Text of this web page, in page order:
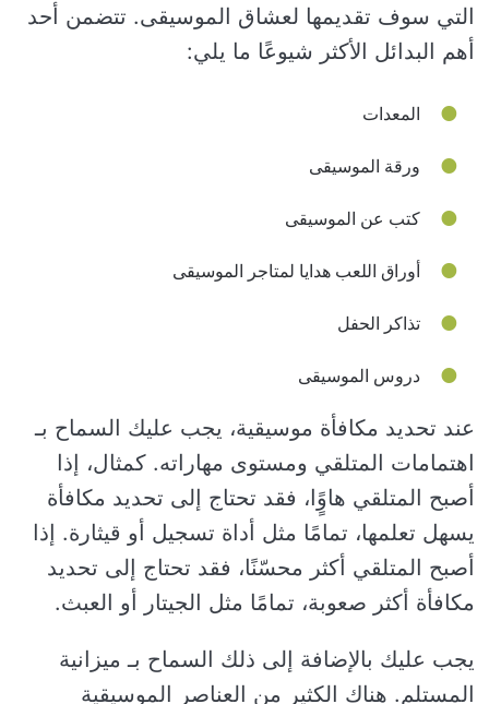
التي سوف تقديمها لعشاق الموسيقى. تتضمن أحد
أهم البدائل الأكثر شيوعًا ما يلي:
المعدات
ورقة الموسيقى
كتب عن الموسيقى
أوراق اللعب هدايا لمتاجر الموسيقى
تذاكر الحفل
دروس الموسيقى
عند تحديد مكافأة موسيقية، يجب عليك السماح بـ
اهتمامات المتلقي ومستوى مهاراته. كمثال، إذا
أصبح المتلقي هاوًٍا، فقد تحتاج إلى تحديد مكافأة
يسهل تعلمها، تمامًا مثل أداة تسجيل أو قيثارة. إذا
أصبح المتلقي أكثر محسّنًا، فقد تحتاج إلى تحديد
مكافأة أكثر صعوبة، تمامًا مثل الجيتار أو العبث.
يجب عليك بالإضافة إلى ذلك السماح بـ ميزانية
المستلم. هناك الكثير من العناصر الموسيقية